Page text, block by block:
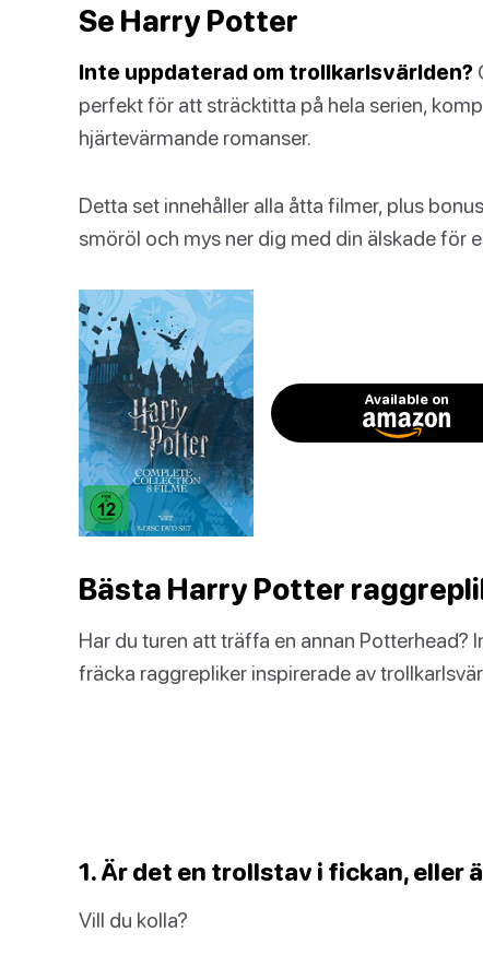
Se Harry Potter
Inte uppdaterad om trollkarlsvärlden?
perfekt för att sträcktitta på hela serien,
hjärtevärmande romanser.
Detta set innehåller alla åtta filmer, plus
smöröl och mys ner dig med din älskade för
Available on
Bästa Harry Potter
Har du turen att träffa en annan
fräcka raggrepliker inspirerade av
1. Är det en trollstav i fickan, eller
Vill du kolla?